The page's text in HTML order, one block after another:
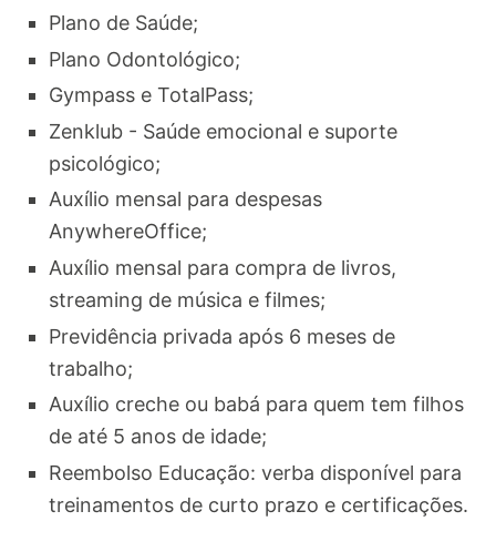
Plano de Saúde;
Plano Odontológico;
Gympass e TotalPass;
Zenklub - Saúde emocional e suporte
psicológico;
Auxílio mensal para despesas
AnywhereOffice;
Auxílio mensal para compra de livros,
streaming de música e filmes;
Previdência privada após 6 meses de
trabalho;
Auxílio creche ou babá para quem tem filhos
de até 5 anos de idade;
Reembolso Educação: verba disponível para
treinamentos de curto prazo e certificações.